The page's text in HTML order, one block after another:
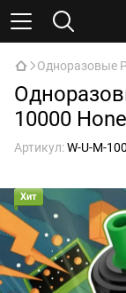
Одноразовые
10000
Артикул:W-U-M-
Хит